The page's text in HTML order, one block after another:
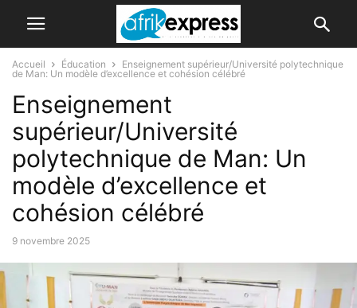
Accueil Éducation
Enseignement supérieur/Université polytechnique
de Man: Un modèle d’excellence et cohésion célébré
Enseignement
supérieur/Université
polytechnique de Man: Un
modèle d’excellence et
cohésion célébré
9 novembre 2025